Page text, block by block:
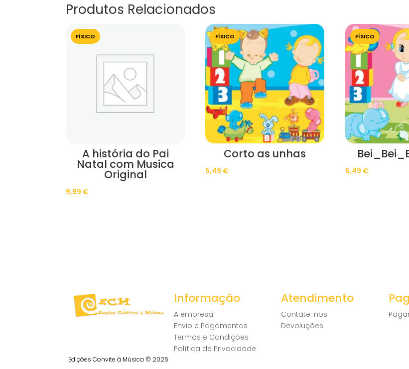
Produtos Relacionados
FÍSICO
A história do Pai
Natal com Musica
Original
9,99 €
FÍSICO
Corto as unhas
5,49 €
FÍSICO
5,49 €
Informação
A empresa
Envio e Pagamentos
Termos e Condições
Política de Privacidade
Atendimento
Contate-nos
Devoluções
Edições Convite à Música © 2026